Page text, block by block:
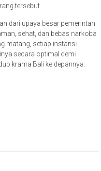
tersebut.
dari upaya besar pemerintah
sehat, dan bebas narkoba
matang, setiap instansi
secara optimal demi
krama Bali ke depannya.